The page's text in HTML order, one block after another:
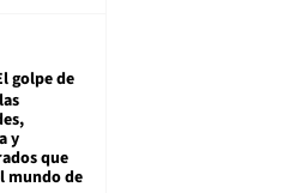
golpe de
y
que
mundo de